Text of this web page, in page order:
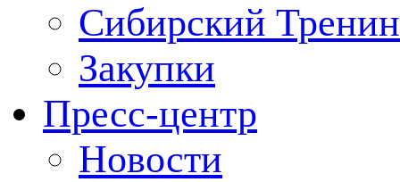
Сибирский
Закупки
Пресс-центр
Новости